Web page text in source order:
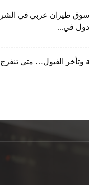
سوق طيران عربي في
في...
وتأخر الفيول… متى تنفرج